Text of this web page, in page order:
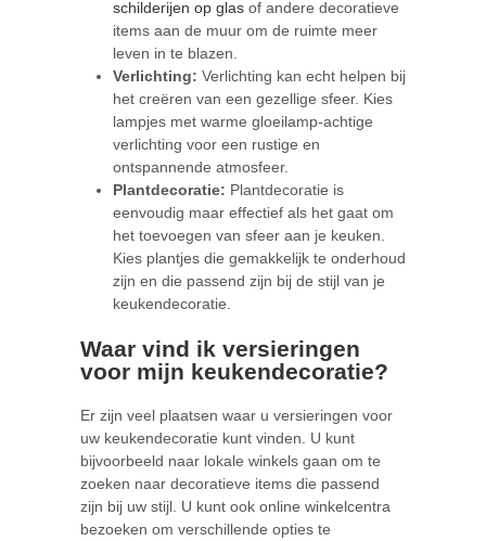
schilderijen op glas of andere decoratieve
items aan de muur om de ruimte meer
leven in te blazen.
Verlichting: Verlichting kan echt helpen bij
het creëren van een gezellige sfeer. Kies
lampjes met warme gloeilamp-achtige
verlichting voor een rustige en
ontspannende atmosfeer.
Plantdecoratie: Plantdecoratie is
eenvoudig maar effectief als het gaat om
het toevoegen van sfeer aan je keuken.
Kies plantjes die gemakkelijk te onderhoud
zijn en die passend zijn bij de stijl van je
keukendecoratie.
Waar vind ik versieringen
voor mijn keukendecoratie?
Er zijn veel plaatsen waar u versieringen voor
uw keukendecoratie kunt vinden. U kunt
bijvoorbeeld naar lokale winkels gaan om te
zoeken naar decoratieve items die passend
zijn bij uw stijl. U kunt ook online winkelcentra
bezoeken om verschillende opties te